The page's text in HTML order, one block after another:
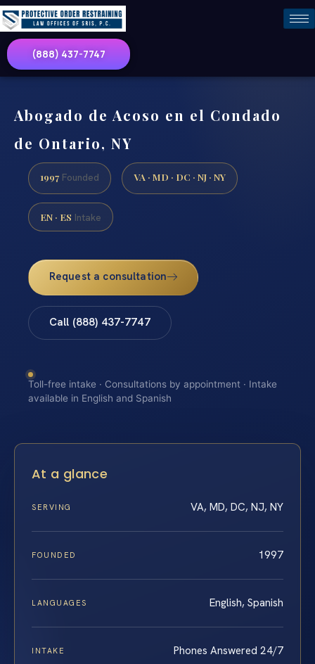
(888) 437-7747
Abogado de Acoso en el Condado
de Ontario, NY
1997 Founded VA · MD · DC · NJ · NY
EN · ES Intake
Request a consultation
Call (888) 437-7747
Toll-free intake · Consultations by appointment · Intake
available in English and Spanish
At a glance
SERVING VA, MD, DC, NJ, NY
FOUNDED 1997
LANGUAGES English, Spanish
INTAKE Phones Answered 24/7